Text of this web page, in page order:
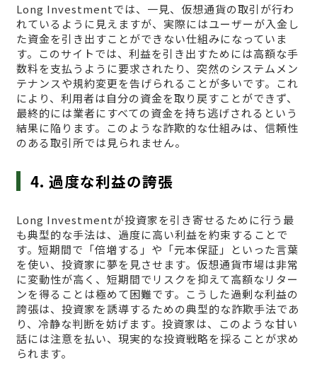
Long Investmentでは、一見、仮想通貨の取引が行わ
れているように見えますが、実際にはユーザーが入金し
た資金を引き出すことができない仕組みになっていま
す。このサイトでは、利益を引き出すためには高額な手
数料を支払うように要求されたり、突然のシステムメン
テナンスや規約変更を告げられることが多いです。これ
により、利用者は自分の資金を取り戻すことができず、
最終的には業者にすべての資金を持ち逃げされるという
結果に陥ります。このような詐欺的な仕組みは、信頼性
のある取引所では見られません。
4. 過度な利益の誇張
Long Investmentが投資家を引き寄せるために行う最
も典型的な手法は、過度に高い利益を約束することで
す。短期間で「倍増する」や「元本保証」といった言葉
を使い、投資家に夢を見させます。仮想通貨市場は非常
に変動性が高く、短期間でリスクを抑えて高額なリター
ンを得ることは極めて困難です。こうした過剰な利益の
誇張は、投資家を誘導するための典型的な詐欺手法であ
り、冷静な判断を妨げます。投資家は、このような甘い
話には注意を払い、現実的な投資戦略を採ることが求め
られます。